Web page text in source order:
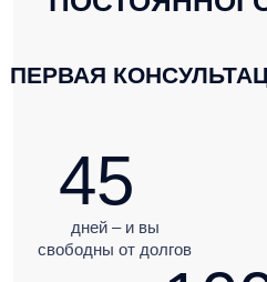
45
гарантия: вернём